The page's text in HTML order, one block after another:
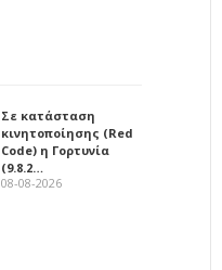
Σε κατάσταση
κινητοποίησης (Red
Code) η Γορτυνία
(9.8.2…
08-08-2026